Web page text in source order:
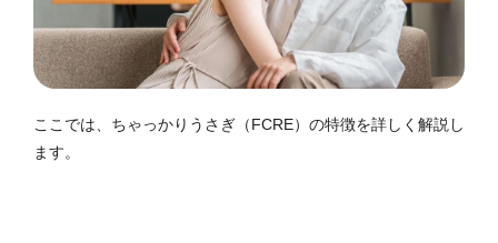
ここでは、ちゃっかりうさぎ（FCRE）の特徴を詳しく解説し
ます。